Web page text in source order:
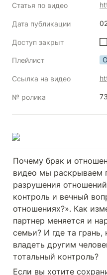
Статья по видео
Дата публикации
Доступ закрыт
Плейлист
Ссылка на видео
№ ролика 73
Почему брак и
видео мы раскрываем
разрушения
контроль и вечный
отношениях?». Как
партнер меняется и
семьи? И где та грань,
владеть другим
тотальный контроль?
Если вы хотите